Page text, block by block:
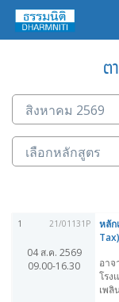
ต
1 21/01131P
04 ส.ค. 2569
09.00-16.30
หลัก
Tax)
อาจ
โรง
เพลิ